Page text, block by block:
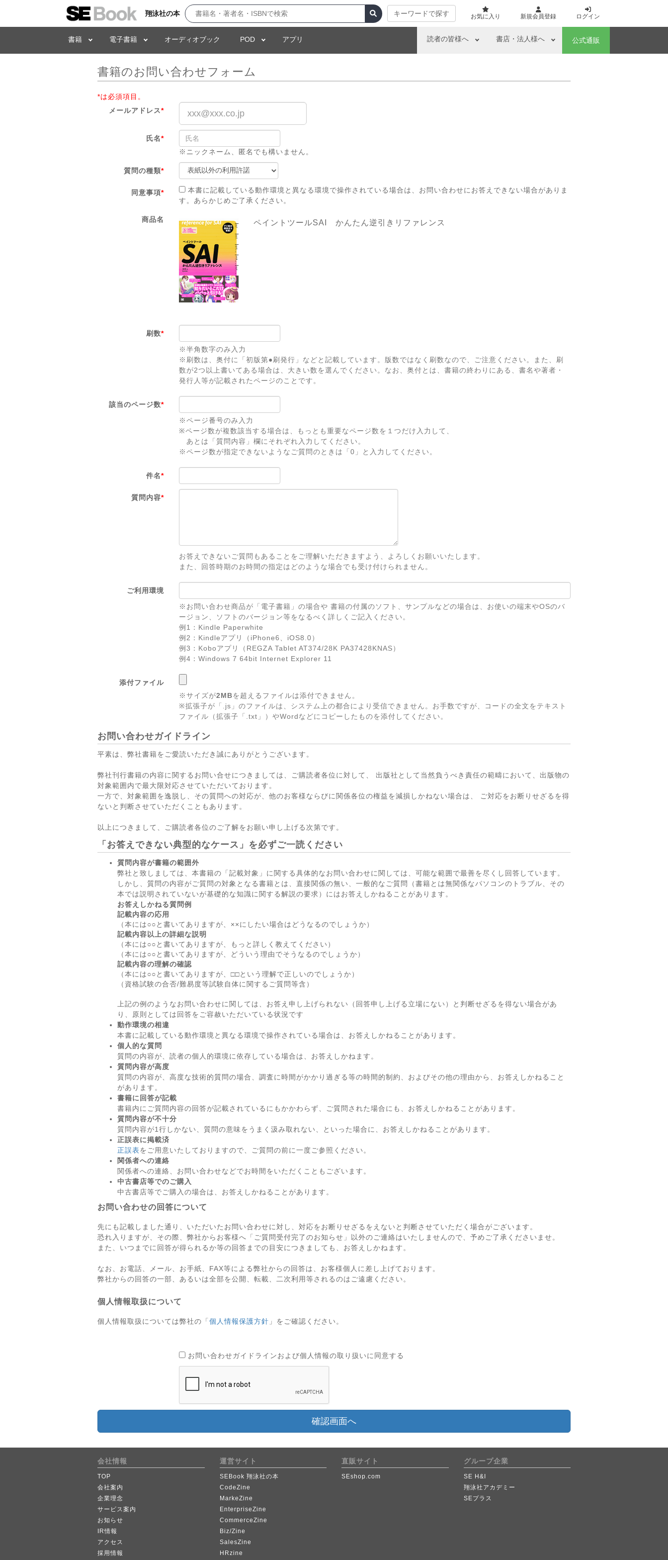
翔泳社の本 キーワードで探す お気に入り 新規会員登録 ログイン
書籍 電子書籍 オーディオブック POD アプリ 読者の皆様へ 書店・法人様へ 公式通販
書籍のお問い合わせフォーム
*は必須項目。
メールアドレス*
氏名*
※ニックネーム、匿名でも構いません。
質問の種類*
同意事項*
本書に記載している動作環境と異なる環境で操作されている場合は、お問い合わせにお答えできない場合がありま
す。あらかじめご了承ください。
商品名 ペイントツールSAI かんたん逆引きリファレンス
刷数*
※半角数字のみ入力
※刷数は、奥付に「初版第●刷発行」などと記載しています。版数ではなく刷数なので、ご注意ください。また、刷
数が2つ以上書いてある場合は、大きい数を選んでください。なお、奥付とは、書籍の終わりにある、書名や著者・
発行人等が記載されたページのことです。
該当のページ数*
※ページ番号のみ入力
※ページ数が複数該当する場合は、もっとも重要なページ数を１つだけ入力して、
あとは「質問内容」欄にそれぞれ入力してください。
※ページ数が指定できないようなご質問のときは「0」と入力してください。
件名*
質問内容*
お答えできないご質問もあることをご理解いただきますよう、よろしくお願いいたします。
また、回答時期のお時間の指定はどのような場合でも受け付けられません。
ご利用環境
※お問い合わせ商品が「電子書籍」の場合や 書籍の付属のソフト、サンプルなどの場合は、お使いの端末やOSのバ
ージョン、ソフトのバージョン等をなるべく詳しくご記入ください。
例1：Kindle Paperwhite
例2：Kindleアプリ（iPhone6、iOS8.0）
例3：Koboアプリ（REGZA Tablet AT374/28K PA37428KNAS）
例4：Windows 7 64bit Internet Explorer 11
添付ファイル
※サイズが2MBを超えるファイルは添付できません。
※拡張子が「.js」のファイルは、システム上の都合により受信できません。お手数ですが、コードの全文をテキスト
ファイル（拡張子「.txt」）やWordなどにコピーしたものを添付してください。
お問い合わせガイドライン
平素は、弊社書籍をご愛読いただき誠にありがとうございます。
弊社刊行書籍の内容に関するお問い合せにつきましては、ご購読者各位に対して、 出版社として当然負うべき責任の範疇において、出版物の
対象範囲内で最大限対応させていただいております。
一方で、対象範囲を逸脱し、その質問への対応が、他のお客様ならびに関係各位の権益を減損しかねない場合は、 ご対応をお断りせざるを得
ないと判断させていただくこともあります。
以上につきまして、ご購読者各位のご了解をお願い申し上げる次第です。
「お答えできない典型的なケース」を必ずご一読ください
質問内容が書籍の範囲外
弊社と致しましては、本書籍の「記載対象」に関する具体的なお問い合わせに関しては、可能な範囲で最善を尽くし回答しています。
しかし、質問の内容がご質問の対象となる書籍とは、直接関係の無い、一般的なご質問（書籍とは無関係なパソコンのトラブル、その
本では説明されていないが基礎的な知識に関する解説の要求）にはお答えしかねることがあります。
お答えしかねる質問例
記載内容の応用
（本には○○と書いてありますが、××にしたい場合はどうなるのでしょうか）
記載内容以上の詳細な説明
（本には○○と書いてありますが、もっと詳しく教えてください）
（本には○○と書いてありますが、どういう理由でそうなるのでしょうか）
記載内容の理解の確認
（本には○○と書いてありますが、□□という理解で正しいのでしょうか）
（資格試験の合否/難易度等試験自体に関するご質問等含）
上記の例のようなお問い合わせに関しては、お答え申し上げられない（回答申し上げる立場にない）と判断せざるを得ない場合があ
り、原則としては回答をご容赦いただいている状況です
動作環境の相違
本書に記載している動作環境と異なる環境で操作されている場合は、お答えしかねることがあります。
個人的な質問
質問の内容が、読者の個人的環境に依存している場合は、お答えしかねます。
質問内容が高度
質問の内容が、高度な技術的質問の場合、調査に時間がかかり過ぎる等の時間的制約、およびその他の理由から、お答えしかねること
があります。
書籍に回答が記載
書籍内にご質問内容の回答が記載されているにもかかわらず、ご質問された場合にも、お答えしかねることがあります。
質問内容が不十分
質問内容が1行しかない、質問の意味をうまく汲み取れない、といった場合に、お答えしかねることがあります。
正誤表に掲載済
正誤表をご用意いたしておりますので、ご質問の前に一度ご参照ください。
関係者への連絡
関係者への連絡、お問い合わせなどでお時間をいただくこともございます。
中古書店等でのご購入
中古書店等でご購入の場合は、お答えしかねることがあります。
お問い合わせの回答について
先にも記載しました通り、いただいたお問い合わせに対し、対応をお断りせざるをえないと判断させていただく場合がございます。
恐れ入りますが、その際、弊社からお客様へ「ご質問受付完了のお知らせ」以外のご連絡はいたしませんので、予めご了承くださいませ。
また、いつまでに回答が得られるか等の回答までの目安につきましても、お答えしかねます。
なお、お電話、メール、お手紙、FAX等による弊社からの回答は、お客様個人に差し上げております。
弊社からの回答の一部、あるいは全部を公開、転載、二次利用等されるのはご遠慮ください。
個人情報取扱について
個人情報取扱については弊社の「個人情報保護方針 」をご確認ください。
お問い合わせガイドラインおよび個人情報の取り扱いに同意する
確認画面へ
会社情報
TOP
会社案内
企業理念
サービス案内
お知らせ
IR情報
アクセス
採用情報
運営サイト
SEBook 翔泳社の本
CodeZine
MarkeZine
EnterpriseZine
CommerceZine
Biz/Zine
SalesZine
HRzine
直販サイト
SEshop.com
グループ企業
SE H&I
翔泳社アカデミー
SEプラス